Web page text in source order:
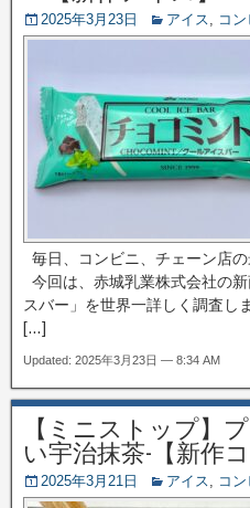
2025年3月23日 アイス, コ
毎日、コンビニ、チェーン店
今回は、赤城乳業株式会社の
スバー」を世界一詳しく調査
[…]
Updated: 2025年3月23日 — 8:34 AM
【ミニストップ】
い宇治抹茶-【新作
2025年3月21日 アイス, コ